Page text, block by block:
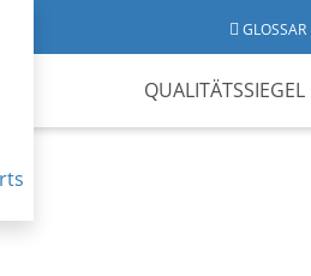
GLOSSAR
QUALITÄTSSIEGEL